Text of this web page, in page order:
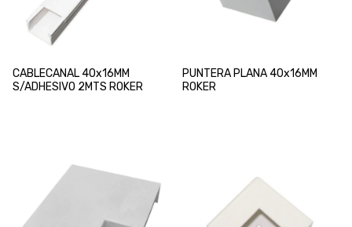
CABLECANAL 40x16MM
S/ADHESIVO 2MTS ROKER
PUNTERA PLANA 40x16MM
ROKER